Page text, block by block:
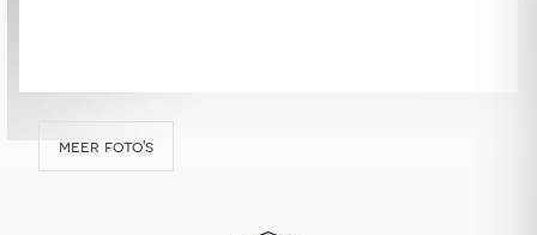
meer foto's